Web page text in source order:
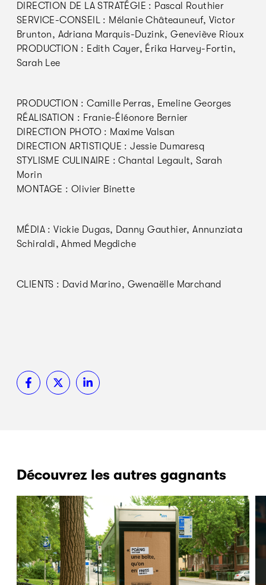
DIRECTION DE LA STRATÉGIE : Pascal Routhier
SERVICE-CONSEIL : Mélanie Châteauneuf, Victor
Brunton, Adriana Marquis-Duzink, Geneviève Rioux
PRODUCTION : Edith Cayer, Érika Harvey-Fortin,
Sarah Lee
PRODUCTION : Camille Perras, Emeline Georges
RÉALISATION : Franie-Éléonore Bernier
DIRECTION PHOTO : Maxime Valsan
DIRECTION ARTISTIQUE : Jessie Dumaresq
STYLISME CULINAIRE : Chantal Legault, Sarah
Morin
MONTAGE : Olivier Binette
MÉDIA : Vickie Dugas, Danny Gauthier, Annunziata
Schiraldi, Ahmed Megdiche
CLIENTS : David Marino, Gwenaëlle Marchand
Découvrez les autres gagnants